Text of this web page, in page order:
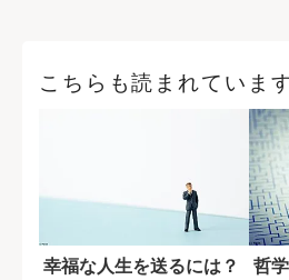
こちらも読まれていま
幸福な人生を送るには？
哲